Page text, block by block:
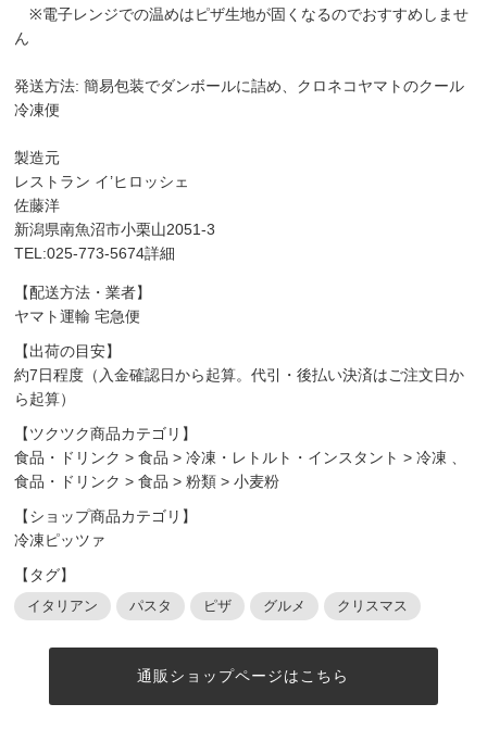
※電子レンジでの温めはピザ生地が固くなるのでおすすめしませ
ん
発送方法: 簡易包装でダンボールに詰め、クロネコヤマトのクール
冷凍便
製造元
レストラン イ’ヒロッシェ
佐藤洋
新潟県南魚沼市小栗山2051-3
TEL:025-773-5674詳細
【配送方法・業者】
ヤマト運輸 宅急便
【出荷の目安】
約7日程度（入金確認日から起算。代引・後払い決済はご注文日か
ら起算）
【ツクツク商品カテゴリ】
食品・ドリンク >食品 >冷凍・レトルト・インスタント >冷凍
食品・ドリンク >食品 >粉類 >小麦粉
【ショップ商品カテゴリ】
冷凍ピッツァ
【タグ】
イタリアン パスタ ピザ グルメ クリスマス
通販ショップページはこちら